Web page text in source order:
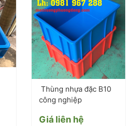
Thùng nhựa đặc B10
công nghiệp
Giá liên hệ